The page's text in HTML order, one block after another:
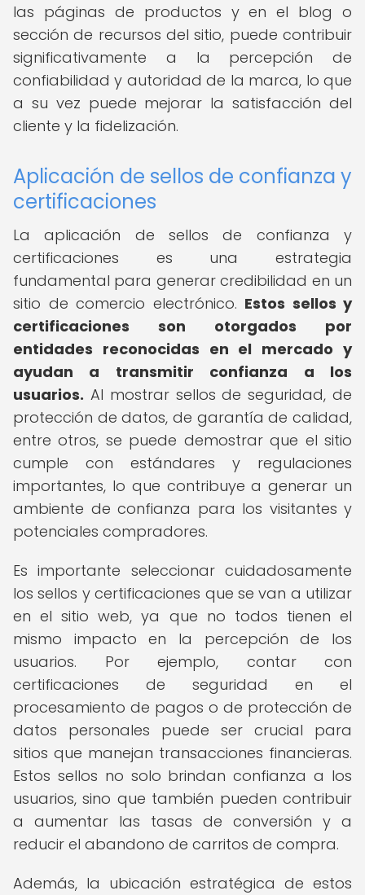
las páginas de productos y en el blog o
sección de recursos del sitio, puede contribuir
significativamente a la percepción de
confiabilidad y autoridad de la marca, lo que
a su vez puede mejorar la satisfacción del
cliente y la fidelización.
Aplicación de sellos de confianza y
certificaciones
La aplicación de sellos de confianza y
certificaciones es una estrategia
fundamental para generar credibilidad en un
sitio de comercio electrónico. Estos sellos y
certificaciones son otorgados por
entidades reconocidas en el mercado y
ayudan a transmitir confianza a los
usuarios. Al mostrar sellos de seguridad, de
protección de datos, de garantía de calidad,
entre otros, se puede demostrar que el sitio
cumple con estándares y regulaciones
importantes, lo que contribuye a generar un
ambiente de confianza para los visitantes y
potenciales compradores.
Es importante seleccionar cuidadosamente
los sellos y certificaciones que se van a utilizar
en el sitio web, ya que no todos tienen el
mismo impacto en la percepción de los
usuarios. Por ejemplo, contar con
certificaciones de seguridad en el
procesamiento de pagos o de protección de
datos personales puede ser crucial para
sitios que manejan transacciones financieras.
Estos sellos no solo brindan confianza a los
usuarios, sino que también pueden contribuir
a aumentar las tasas de conversión y a
reducir el abandono de carritos de compra.
Además, la ubicación estratégica de estos